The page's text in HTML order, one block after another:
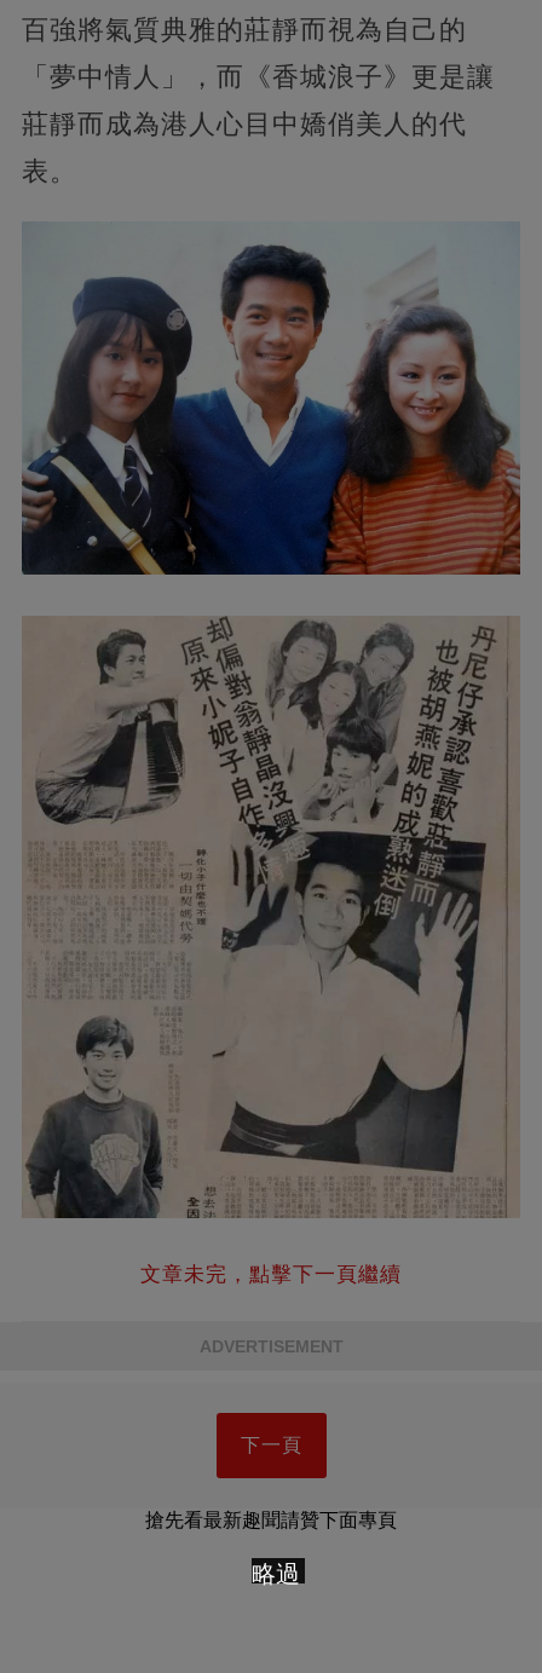
百強將氣質典雅的莊靜而視為自己的
「夢中情人」，而《香城浪子》更是讓
莊靜而成為港人心目中嬌俏美人的代
表。
文章未完，點擊下一頁繼續
ADVERTISEMENT
下一頁
搶先看最新趣聞請贊下面專頁
略過